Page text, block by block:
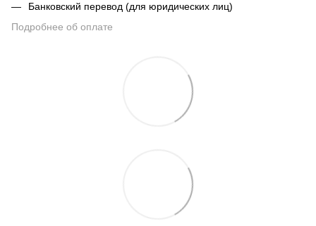
Банковский перевод (для юридических лиц)
Подробнее об оплате